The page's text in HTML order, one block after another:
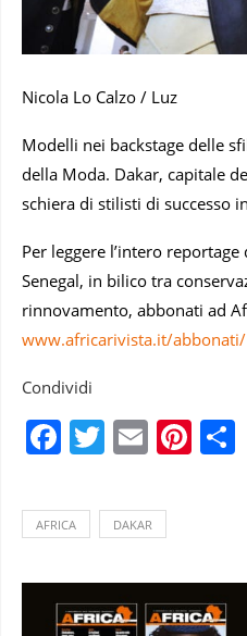
Nicola Lo Calzo / Luz
Modelli nei backstage delle
della Moda. Dakar, capitale
schiera di stilisti di successo
Per leggere l’intero
Senegal, in bilico tra
rinnovamento, abbonati ad
www.africarivista.it/abbonati/
Condividi
Facebook
Twitter
Email
AFRICA DAKAR